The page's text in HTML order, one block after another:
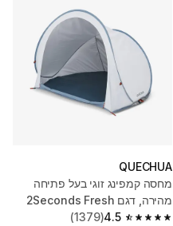
QUECHUA
מחסה קמפינג זוגי בעל פתיחה
מהירה, דגם 2Seconds Fresh
4.5
(1379)